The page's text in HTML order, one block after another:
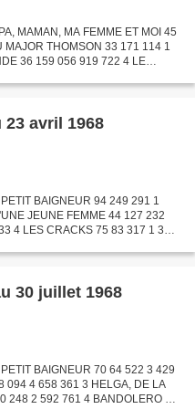
MAMAN, MA FEMME ET MOI 45
THOMSON 33 171 114 1
36 159 056 919 722 4 LE
23 avril 1968
BAIGNEUR 94 249 291 1
JEUNE FEMME 44 127 232
4 LES CRACKS 75 83 317 1 308
30 juillet 1968
BAIGNEUR 70 64 522 3 429
094 4 658 361 3 HELGA, DE LA
248 2 592 761 4 BANDOLERO 22